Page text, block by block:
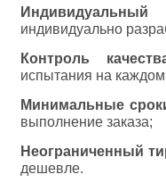
индивидуально
Контроль
испытания на
Минимальные
выполнение заказа;
Неограниченный
дешевле.